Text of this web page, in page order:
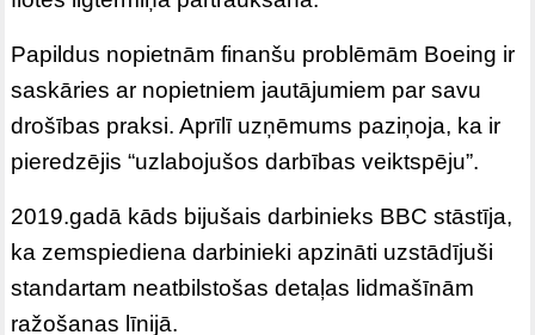
Papildus nopietnām finanšu problēmām Boeing ir
saskāries ar nopietniem jautājumiem par savu
drošības praksi. Aprīlī uzņēmums paziņoja, ka ir
pieredzējis “uzlabojušos darbības veiktspēju”.
2019.gadā kāds bijušais darbinieks BBC stāstīja,
ka zemspiediena darbinieki apzināti uzstādījuši
standartam neatbilstošas ​​detaļas lidmašīnām
ražošanas līnijā.